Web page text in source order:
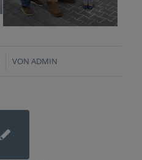
VON ADMIN